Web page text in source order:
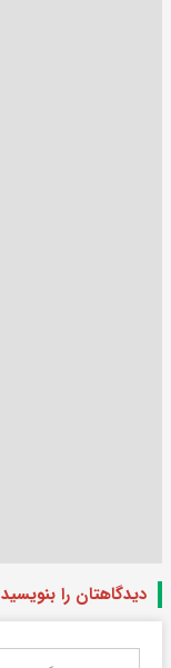
دیدگاهتان را بنویسید